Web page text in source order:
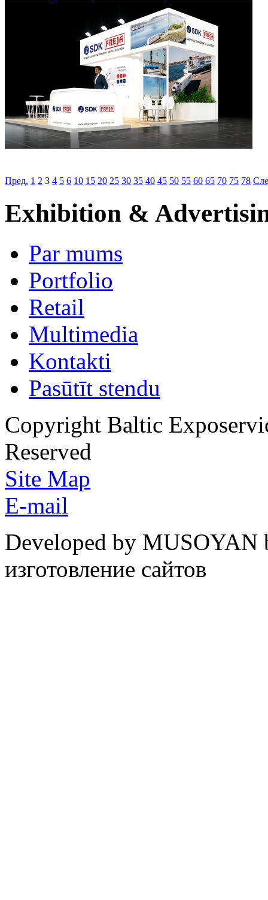
Пред. 1 2 3 4 5 6 10 15 20 25 30 35 40 45 50 55 60 65 70 75 78
Exhibition &
Par mums
Portfolio
Retail
Multimedia
Kontakti
Pasūtīt stendu
Copyright Baltic
Reserved
Site Map
E-mail
Developed by
изготовление сайтов